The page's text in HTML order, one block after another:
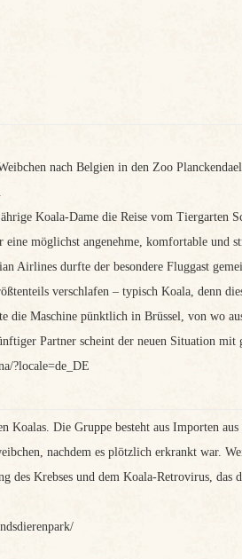
nach Belgien in den Zoo
Koala-Dame die Reise vom Tiergarten
möglichst angenehme, komfortable und
Airlines durfte der besondere Fluggast
verschlafen – typisch Koala, denn
die Maschine pünktlich in Brüssel, von wo
Partner scheint der neuen Situation mit
?locale=de_DE
Koalas. Die Gruppe besteht aus Importen
nachdem es plötzlich erkrankt war.
des Krebses und dem Koala-Retrovirus,